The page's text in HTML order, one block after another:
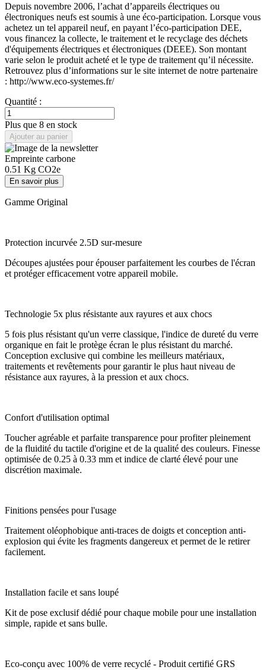
Depuis novembre 2006, l’achat d’appareils électriques ou
électroniques neufs est soumis à une éco-participation. Lorsque vous
achetez un tel appareil neuf, en payant l’éco-participation DEE,
vous financez la collecte, le traitement et le recyclage des déchets
d'équipements électriques et électroniques (DEEE). Son montant
varie selon le produit acheté et le type de traitement qu’il nécessite.
Retrouvez plus d’informations sur le site internet de notre partenaire
: http://www.eco-systemes.fr/
Quantité :
Plus que 8 en stock
Ajouter au panier
Empreinte carbone
0.51 Kg CO2e
En savoir plus
Gamme Original
Protection incurvée 2.5D sur-mesure
Découpes ajustées pour épouser parfaitement les courbes de l'écran
et protéger efficacement votre appareil mobile.
Technologie 5x plus résistante aux rayures et aux chocs
5 fois plus résistant qu'un verre classique, l'indice de dureté du verre
organique en fait le protège écran le plus résistant du marché.
Conception exclusive qui combine les meilleurs matériaux,
traitements et revêtements pour garantir le plus haut niveau de
résistance aux rayures, à la pression et aux chocs.
Confort d'utilisation optimal
Toucher agréable et parfaite transparence pour profiter pleinement
de la fluidité du tactile d'origine et de la qualité des couleurs. Finesse
optimisée de 0.25 à 0.33 mm et indice de clarté élevé pour une
discrétion maximale.
Finitions pensées pour l'usage
Traitement oléophobique anti-traces de doigts et conception anti-
explosion qui évite les fragments dangereux et permet de le retirer
facilement.
Installation facile et sans loupé
Kit de pose exclusif dédié pour chaque mobile pour une installation
simple, rapide et sans bulle.
Eco-conçu avec 100% de verre recyclé - Produit certifié GRS